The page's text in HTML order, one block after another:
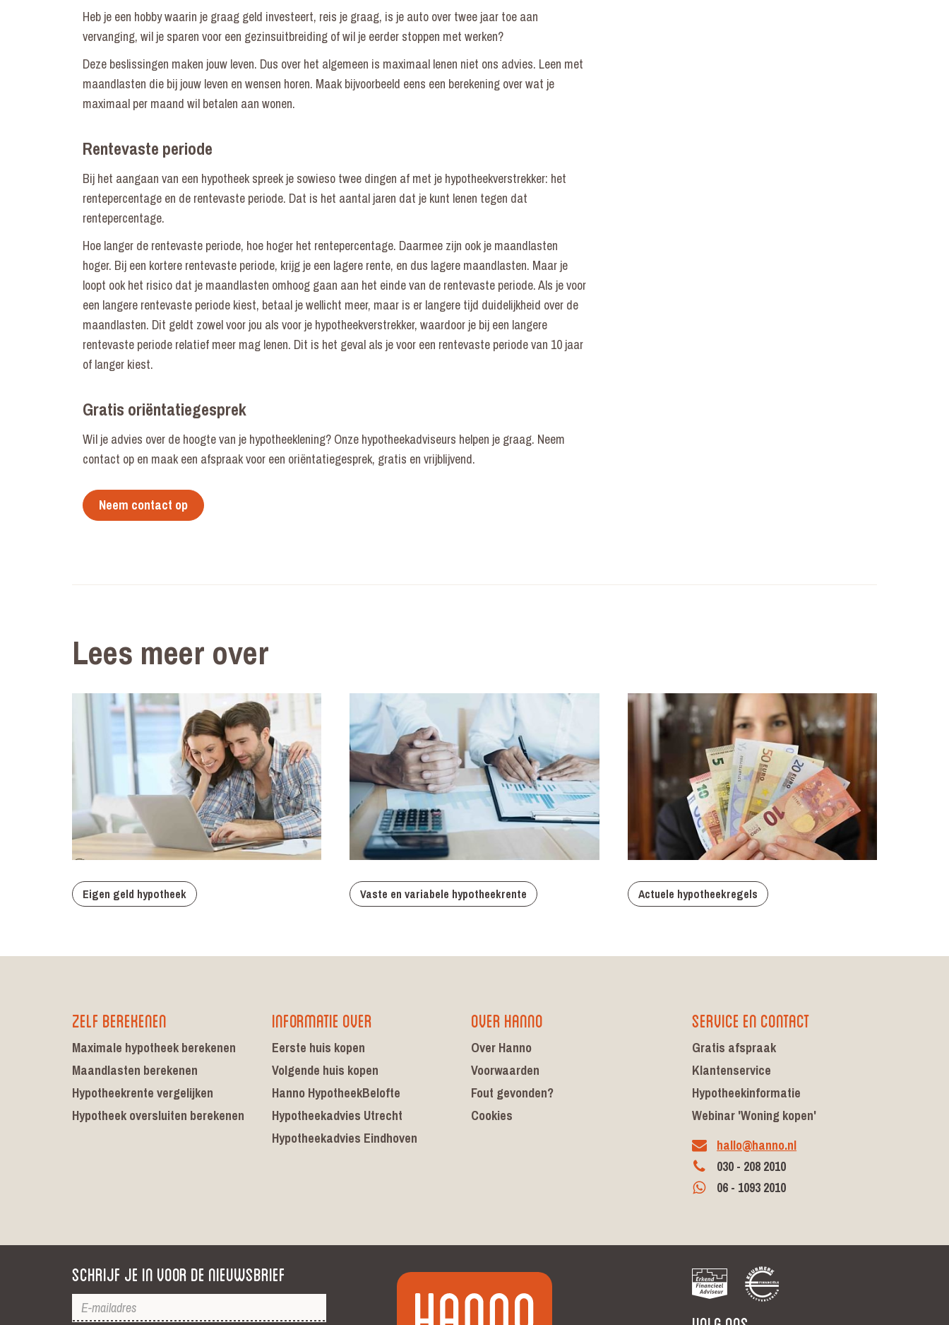
Heb je een hobby waarin je graag geld investeert, reis je graag, is je auto over twee jaar toe aan
vervanging, wil je sparen voor een gezinsuitbreiding of wil je eerder stoppen met werken?
Deze beslissingen maken jouw leven. Dus over het algemeen is maximaal lenen niet ons advies. Leen met
maandlasten die bij jouw leven en wensen horen. Maak bijvoorbeeld eens een berekening over wat je
maximaal per maand wil betalen aan wonen.
Rentevaste periode
Bij het aangaan van een hypotheek spreek je sowieso twee dingen af met je hypotheekverstrekker: het
rentepercentage en de rentevaste periode. Dat is het aantal jaren dat je kunt lenen tegen dat
rentepercentage.
Hoe langer de rentevaste periode, hoe hoger het rentepercentage. Daarmee zijn ook je maandlasten
hoger. Bij een kortere rentevaste periode, krijg je een lagere rente, en dus lagere maandlasten. Maar je
loopt ook het risico dat je maandlasten omhoog gaan aan het einde van de rentevaste periode. Als je voor
een langere rentevaste periode kiest, betaal je wellicht meer, maar is er langere tijd duidelijkheid over de
maandlasten. Dit geldt zowel voor jou als voor je hypotheekverstrekker, waardoor je bij een langere
rentevaste periode relatief meer mag lenen. Dit is het geval als je voor een rentevaste periode van 10 jaar
of langer kiest.
Gratis oriëntatiegesprek
Wil je advies over de hoogte van je hypotheeklening? Onze hypotheekadviseurs helpen je graag. Neem
contact op en maak een afspraak voor een oriëntatiegesprek, gratis en vrijblijvend.
Neem contact op
Lees meer over
Eigen geld hypotheek Vaste en variabele hypotheekrente Actuele hypotheekregels
Zelf berekenen
Maximale hypotheek berekenen
Maandlasten berekenen
Hypotheekrente vergelijken
Hypotheek oversluiten berekenen
Informatie over
Eerste huis kopen
Volgende huis kopen
Hanno HypotheekBelofte
Hypotheekadvies Utrecht
Hypotheekadvies Eindhoven
Over Hanno
Over Hanno
Voorwaarden
Fout gevonden?
Cookies
Service en contact
Gratis afspraak
Klantenservice
Hypotheekinformatie
Webinar 'Woning kopen'
hallo@hanno.nl
030 - 208 2010
06 - 1093 2010
Schrijf je in voor de nieuwsbrief